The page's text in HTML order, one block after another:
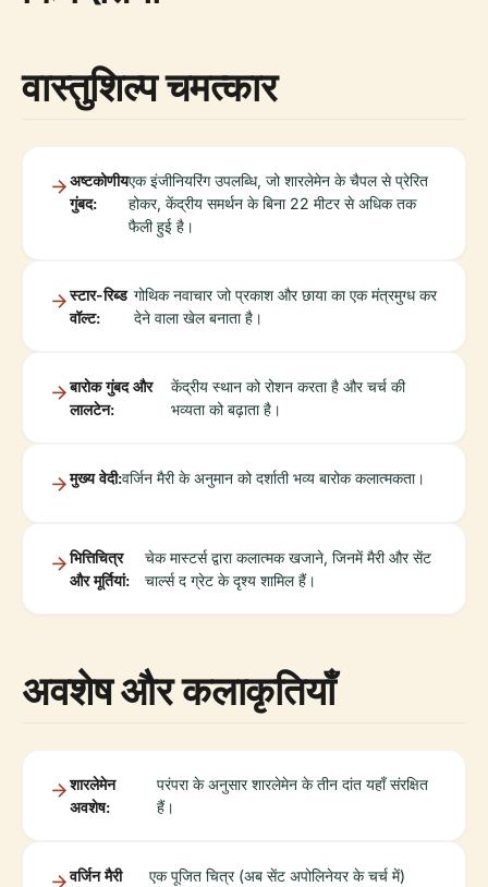
वास्तुशिल्प चमत्कार
अष्टकोणीय
गुंबद:
एक इंजीनियरिंग उपलब्धि, जो शारलेमेन के चैपल से प्रेरित
होकर, केंद्रीय समर्थन के बिना 22 मीटर से अधिक तक
फैली हुई है।
स्टार-रिब्ड
वॉल्ट:
गोथिक नवाचार जो प्रकाश और छाया का एक मंत्रमुग्ध कर
देने वाला खेल बनाता है।
बारोक गुंबद और
लालटेन:
केंद्रीय स्थान को रोशन करता है और चर्च की
भव्यता को बढ़ाता है।
मुख्य वेदी:वर्जिन मैरी के अनुमान को दर्शाती भव्य बारोक कलात्मकता।
भित्तिचित्र
और मूर्तियां:
चेक मास्टर्स द्वारा कलात्मक खजाने, जिनमें मैरी और सेंट
चार्ल्स द ग्रेट के दृश्य शामिल हैं।
अवशेष और कलाकृतियाँ
शारलेमेन
अवशेष:
परंपरा के अनुसार शारलेमेन के तीन दांत यहाँ संरक्षित
हैं।
वर्जिन मैरी
एक पूजित चित्र (अब सेंट अपोलिनेयर के चर्च में)